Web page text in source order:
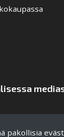
pakollisia